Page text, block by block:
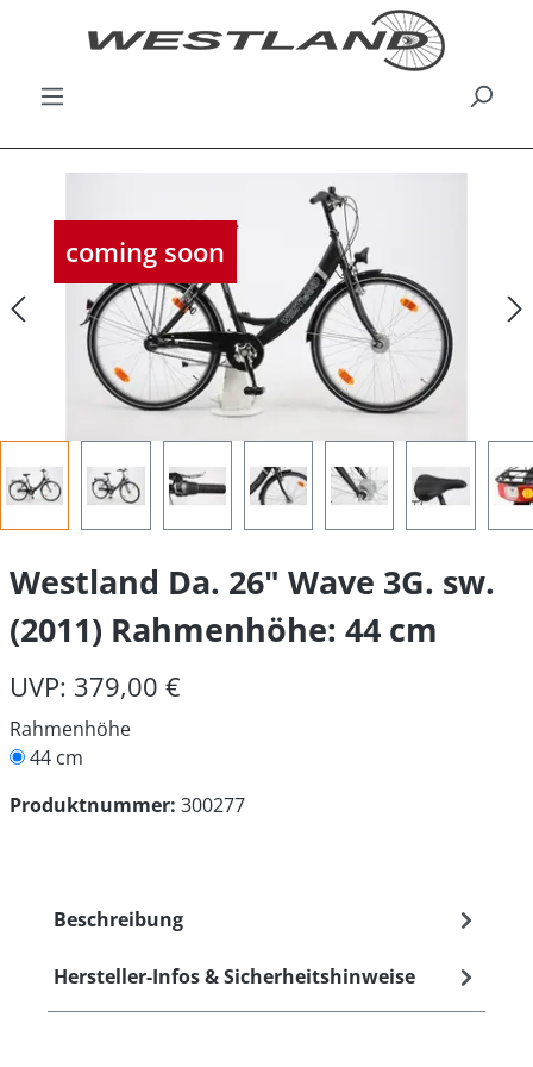
coming soon
Westland Da. 26" Wave 3G. sw.
(2011) Rahmenhöhe: 44 cm
UVP: 379,00 €
Rahmenhöhe
44 cm
Produktnummer: 300277
Beschreibung
Hersteller-Infos & Sicherheitshinweise